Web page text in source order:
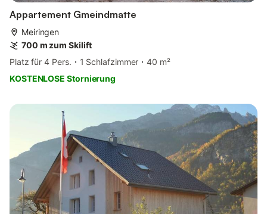
Appartement Gmeindmatte
Meiringen
700 m zum Skilift
Platz für 4 Pers.
1 Schlafzimmer
40 m²
KOSTENLOSE Stornierung